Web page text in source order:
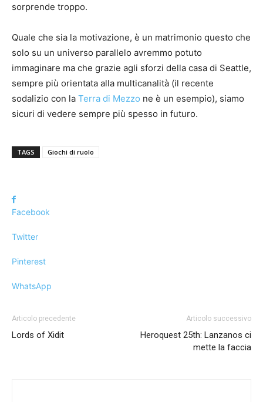
sorprende troppo.
Quale che sia la motivazione, è un matrimonio questo che
solo su un universo parallelo avremmo potuto
immaginare ma che grazie agli sforzi della casa di Seattle,
sempre più orientata alla multicanalità (il recente
sodalizio con la Terra di Mezzo ne è un esempio), siamo
sicuri di vedere sempre più spesso in futuro.
TAGS Giochi di ruolo
Facebook
Twitter
Pinterest
WhatsApp
Articolo precedente
Lords of Xidit
Articolo successivo
Heroquest 25th: Lanzanos ci
mette la faccia